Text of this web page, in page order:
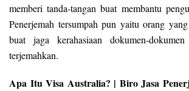
memberi tanda-tangan buat membantu
Penerjemah tersumpah pun yaitu orang
buat jaga kerahasiaan dokumen-
terjemahkan.
Apa Itu Visa Australia? | Biro Jasa